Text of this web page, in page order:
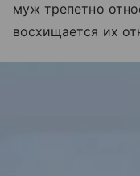
муж трепетно
восхищается их